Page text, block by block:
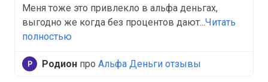
Меня тоже это привлекло в альфа деньгах,
выгодно же когда без процентов дают...Читать
полностью
Родион про Альфа Деньги отзывы